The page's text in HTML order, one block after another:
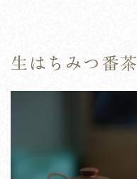
生はちみつ番茶